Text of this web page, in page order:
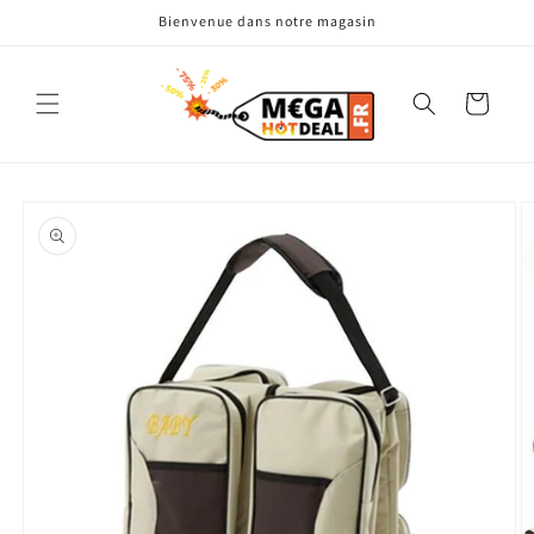
Bienvenue dans notre magasin
Panier
informations
produits